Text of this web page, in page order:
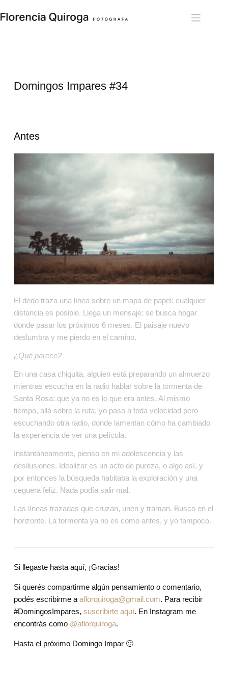
to
content
Domingos Impares #34
Antes
El dedo traza una línea sobre un mapa de papel: cualquier
distancia es posible. Llega un mensaje: se busca hogar
donde pasar los próximos 6 meses. El paisaje nuevo
deslumbra y me pierdo en el camino.
¿Qué parece?
En una casa chiquita, alguien está preparando un almuerzo
mientras escucha en la radio hablar sobre la tormenta de
Santa Rosa: que ya no es lo que era antes. Al mismo
tiempo, allá sobre la ruta, yo paso a toda velocidad pero
escuchando otra radio, donde lamentan cómo ha cambiado
la experiencia de ver una película.
Instantáneamente, pienso en mi adolescencia y las
desilusiones. Idealizar es un acto de pureza, o algo así, y
por entonces la búsqueda habitaba la exploración y una
ceguera feliz. Nada podía salir mal.
Las líneas trazadas que cruzan, unen y traman. Busco en el
horizonte. La tormenta ya no es como antes, y yo tampoco.
Si llegaste hasta aquí, ¡Gracias!
Si querés compartirme algún pensamiento o comentario,
podés escribirme a aflorquiroga@gmail.com. Para recibir
#DomingosImpares, suscribirte aquí. En Instagram me
encontrás como @aflorquiroga.
Hasta el próximo Domingo Impar 🙂